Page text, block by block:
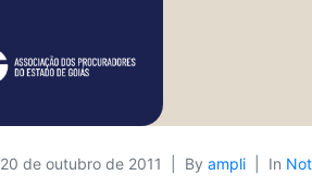
20 de outubro de 2011 By ampli In